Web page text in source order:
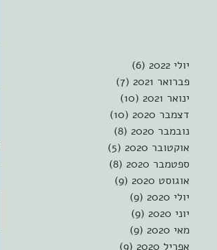
יולי 2022 (6)
פברואר 2021
(7)
ינואר 2021
(10)
דצמבר 2020
(10)
נובמבר 2020
(8)
אוקטובר 2020
(5)
ספטמבר 2020
(8)
אוגוסט 2020
(9)
יולי 2020
(9)
יוני 2020
(9)
מאי 2020
(9)
אפריל 2020
(9)